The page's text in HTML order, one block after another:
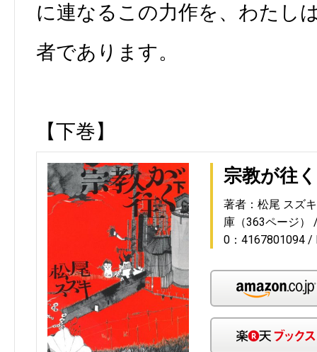
に連なるこの力作を、わたし
者であります。
【下巻】
宗教が往
著者：松尾 スズキ
庫（363ページ）
0：4167801094